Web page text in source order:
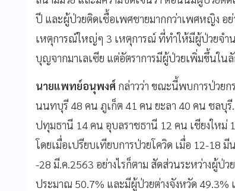
ปี และผู้ป่วยติดเชื้อเพศชายมากกว่าเพศหญิง อ
เหตุการณ์ใหญ่ๆ 3 เหตุการณ์ ที่ทำให้มีผู้ป่วยจำ
บุญจากมาเลเซีย แต่อัตราการมีผู้ป่วยเพิ่มขึ้นใ
นายแพทย์อนุพงศ์ กล่าวว่า ขณะนี้พบการป่วย
นนทบุรี 48 คน ภูเก็ต 41 คน ยะลา 40 คน ชลบุ
ปทุมธานี 14 คน อุบลราชธานี 12 คน เชียงให
โดยเมื่อเปรียบเทียบการป่วยโควิด เมื่อ 12-18
-28 มี.ค.2563 อย่างไรก็ตาม สัดส่วนระหว่างผู้ป่
ประมาณ 50.7% และมีผู้ป่วยต่างจังหวัด